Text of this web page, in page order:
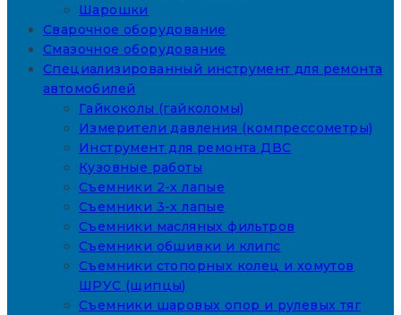
Шарошки
Сварочное оборудование
Смазочное оборудование
Специализированный инструмент для ремонта
автомобилей
Гайкоколы (гайколомы)
Измерители давления (компрессометры)
Инструмент для ремонта ДВС
Кузовные работы
Съемники 2-х лапые
Съемники 3-х лапые
Съемники масляных фильтров
Съемники обшивки и клипс
Съемники стопорных колец и хомутов
ШРУС (щипцы)
Съемники шаровых опор и рулевых тяг